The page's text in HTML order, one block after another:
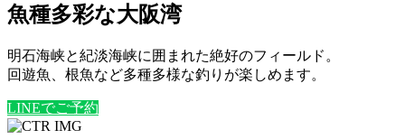
魚種多彩な大阪湾
明石海峡と紀淡海峡に囲まれた絶好のフィールド。
回遊魚、根魚など多種多様な釣りが楽しめます。
LINEでご予約